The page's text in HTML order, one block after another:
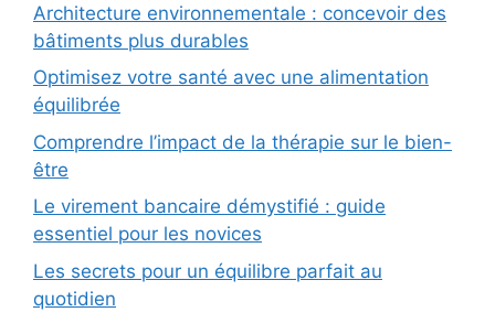
Architecture environnementale : concevoir des
bâtiments plus durables
Optimisez votre santé avec une alimentation
équilibrée
Comprendre l’impact de la thérapie sur le bien-
être
Le virement bancaire démystifié : guide
essentiel pour les novices
Les secrets pour un équilibre parfait au
quotidien